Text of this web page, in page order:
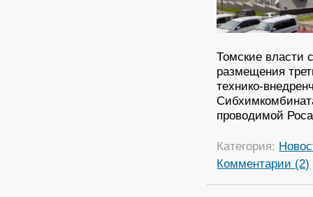
Томские власти
размещения
технико-
проводимой
Категория:
Комментарии (2)